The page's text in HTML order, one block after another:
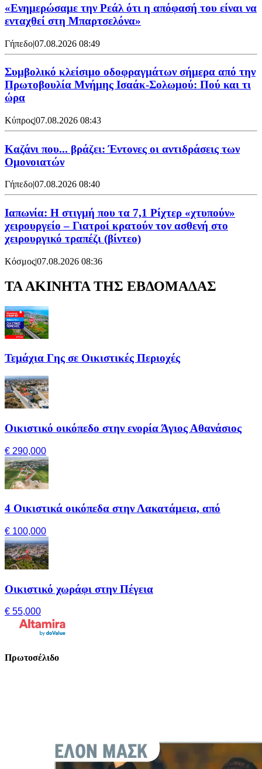
«Ενημερώσαμε την Ρεάλ ότι η απόφασή του είναι να
ενταχθεί στη Μπαρτσελόνα»
Γήπεδο|07.08.2026 08:49
Συμβολικό κλείσιμο οδοφραγμάτων σήμερα από την
Πρωτοβουλία Μνήμης Ισαάκ-Σολωμού: Πού και τι
ώρα
Κύπρος|07.08.2026 08:43
Καζάνι που... βράζει: Έντονες οι αντιδράσεις των
Ομονοιατών
Γήπεδο07.08.2026 08:40
Ιαπωνία: Η στιγμή που τα 7,1 Ρίχτερ «χτυπούν»
χειρουργείο – Γιατροί κρατούν τον ασθενή στο
χειρουργικό τραπέζι (βίντεο)
Κόσμος|07.08.2026 08:36
ΤΑ ΑΚΙΝΗΤΑ ΤΗΣ ΕΒΔΟΜΑΔΑΣ
Τεμάχια Γης σε Οικιστικές Περιοχές
Οικιστικό οικόπεδο στην ενορία Άγιος Αθανάσιος
€ 290,000
4 Οικιστικά οικόπεδα στην Λακατάμεια, από
€ 100,000
Οικιστικό χωράφι στην Πέγεια
€ 55,000
Πρωτοσέλιδο